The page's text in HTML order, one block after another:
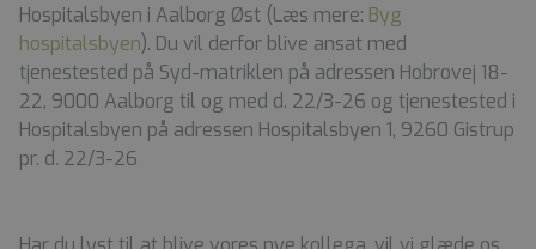
Hospitalsbyen i Aalborg Øst (Læs mere: Byg
hospitalsbyen). Du vil derfor blive ansat med
tjenestested på Syd-matriklen på adressen Hobrovej 18-
22, 9000 Aalborg til og med d. 22/3-26 og tjenestested i
Hospitalsbyen på adressen Hospitalsbyen 1, 9260 Gistrup
pr. d. 22/3-26